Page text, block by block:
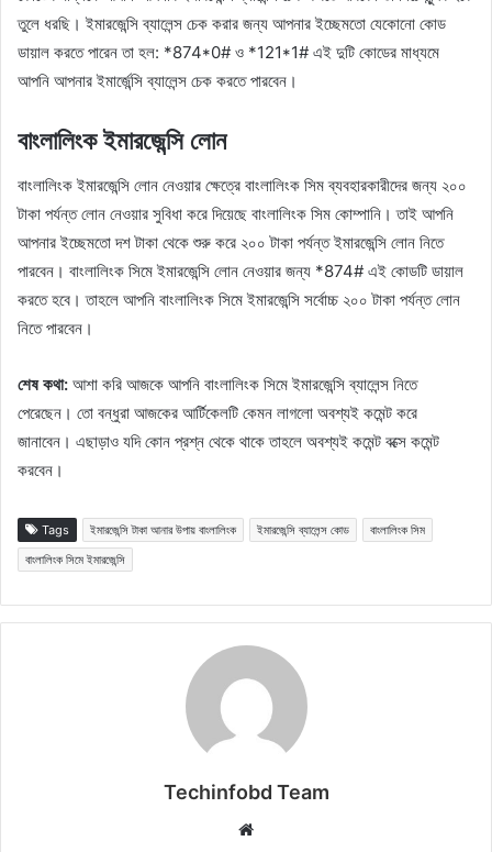
তুলে ধরছি। ইমারজেন্সি ব্যালেন্স চেক করার জন্য আপনার ইচ্ছেমতো যেকোনো কোড
ডায়াল করতে পারেন তা হল: *874*0# ও *121*1# এই দুটি কোডের মাধ্যমে
আপনি আপনার ইমার্জেন্সি ব্যালেন্স চেক করতে পারবেন।
বাংলালিংক ইমারজেন্সি লোন
বাংলালিংক ইমারজেন্সি লোন নেওয়ার ক্ষেত্রে বাংলালিংক সিম ব্যবহারকারীদের জন্য ২০০
টাকা পর্যন্ত লোন নেওয়ার সুবিধা করে দিয়েছে বাংলালিংক সিম কোম্পানি। তাই আপনি
আপনার ইচ্ছেমতো দশ টাকা থেকে শুরু করে ২০০ টাকা পর্যন্ত ইমারজেন্সি লোন নিতে
পারবেন। বাংলালিংক সিমে ইমারজেন্সি লোন নেওয়ার জন্য *874# এই কোডটি ডায়াল
করতে হবে। তাহলে আপনি বাংলালিংক সিমে ইমারজেন্সি সর্বোচ্চ ২০০ টাকা পর্যন্ত লোন
নিতে পারবেন।
শেষ কথা: আশা করি আজকে আপনি বাংলালিংক সিমে ইমারজেন্সি ব্যালেন্স নিতে
পেরেছেন। তো বন্ধুরা আজকের আর্টিকেলটি কেমন লাগলো অবশ্যই কমেন্ট করে
জানাবেন। এছাড়াও যদি কোন প্রশ্ন থেকে থাকে তাহলে অবশ্যই কমেন্ট বক্সে কমেন্ট
করবেন।
Tags ইমারজেন্সি টাকা আনার উপায় বাংলালিংক ইমারজেন্সি ব্যালেন্স কোড
বাংলালিংক সিম
বাংলালিংক সিমে ইমারজেন্সি
Techinfobd Team
Website